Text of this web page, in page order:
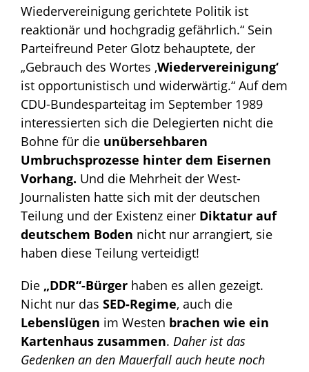
Wiedervereinigung gerichtete Politik ist
reaktionär und hochgradig gefährlich.“ Sein
Parteifreund Peter Glotz behauptete, der
„Gebrauch des Wortes ‚Wiedervereinigung‘
ist opportunistisch und widerwärtig.“ Auf dem
CDU-Bundesparteitag im September 1989
interessierten sich die Delegierten nicht die
Bohne für die unübersehbaren
Umbruchsprozesse hinter dem Eisernen
Vorhang. Und die Mehrheit der West-
Journalisten hatte sich mit der deutschen
Teilung und der Existenz einer Diktatur auf
deutschem Boden nicht nur arrangiert, sie
haben diese Teilung verteidigt!
Die „DDR“-Bürger haben es allen gezeigt.
Nicht nur das SED-Regime, auch die
Lebenslügen im Westen brachen wie ein
Kartenhaus zusammen. Daher ist das
Gedenken an den Mauerfall auch heute noch